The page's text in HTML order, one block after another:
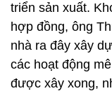
triển sản xuất.
hợp đồng, ông
nhà ra đây xây
các hoạt động
được xây xong,